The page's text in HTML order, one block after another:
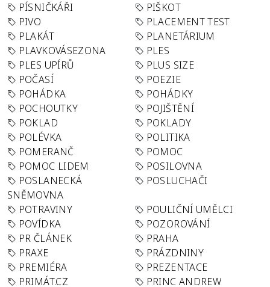
PÍSNIČKÁŘI
PIŠKOT
PIVO
PLACEMENT TEST
PLAKÁT
PLANETÁRIUM
PLAVKOVÁSEZONA
PLES
PLES UPÍRŮ
PLUS SIZE
POČASÍ
POEZIE
POHÁDKA
POHÁDKY
POCHOUTKY
POJIŠTĚNÍ
POKLAD
POKLADY
POLÉVKA
POLITIKA
POMERANČ
POMOC
POMOC LIDEM
POSILOVNA
POSLANECKÁ
SNĚMOVNA
POSLUCHAČI
POTRAVINY
POULIČNÍ UMĚLCI
POVÍDKA
POZOROVÁNÍ
PR ČLÁNEK
PRAHA
PRAXE
PRÁZDNINY
PREMIÉRA
PREZENTACE
PRIMÁT.CZ
PRINC ANDREW